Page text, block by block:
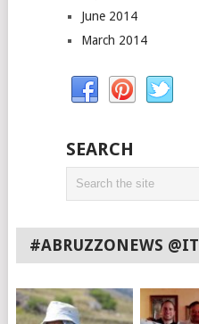
June 2014
March 2014
SEARCH
#ABRUZZONEWS @IT